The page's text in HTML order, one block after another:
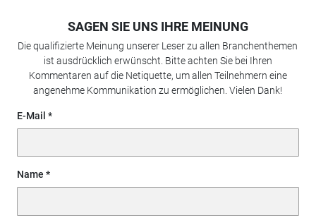
SAGEN SIE UNS IHRE MEINUNG
Die qualifizierte Meinung unserer Leser zu allen Branchenthemen
ist ausdrücklich erwünscht. Bitte achten Sie bei Ihren
Kommentaren auf die Netiquette, um allen Teilnehmern eine
angenehme Kommunikation zu ermöglichen. Vielen Dank!
E-Mail
Name